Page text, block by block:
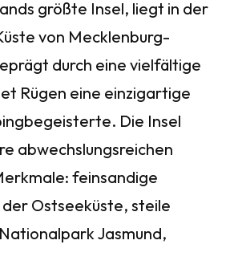
größte Insel, liegt in der
von Mecklenburg-
durch eine vielfältige
Rügen eine einzigartige
Die Insel
abwechslungsreichen
feinsandige
Ostseeküste, steile
Jasmund,